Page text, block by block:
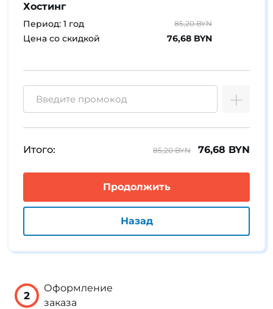
Хостинг
Период: 1 год 85,20 BYN
Цена со скидкой 76,68 BYN
Итого: 85,20 BYN 76,68 BYN
2
Оформление
заказа